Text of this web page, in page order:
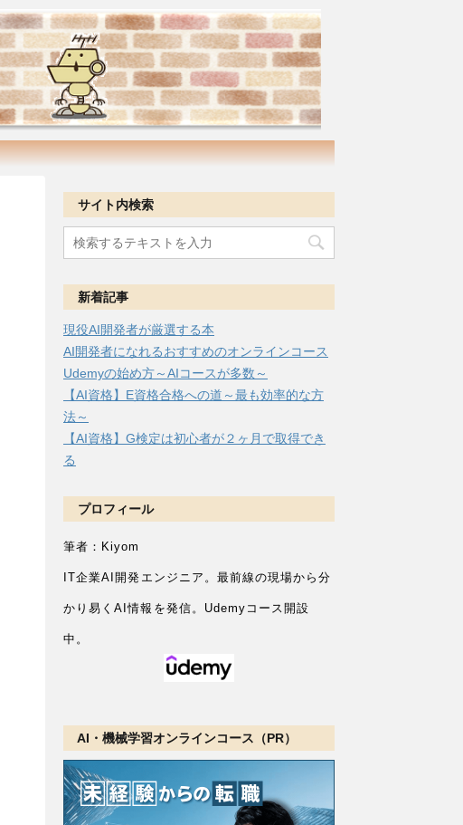
サイト内検索
新着記事
現役AI開発者が厳選する本
AI開発者になれるおすすめのオンラインコース
Udemyの始め方～AIコースが多数～
【AI資格】E資格合格への道～最も効率的な方
法～
【AI資格】G検定は初心者が２ヶ月で取得でき
る
プロフィール
筆者：Kiyom
IT企業AI開発エンジニア。 最前線の現場から分
かり易くAI情報を発信。Udemyコース開設
中。
AI・機械学習オンラインコース（PR）